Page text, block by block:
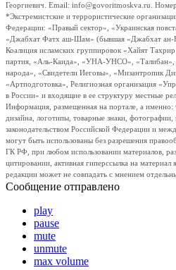
Георгиевич. Email: info@govoritmoskva.ru.
*Экстремистские и террористические
Федерации: «Правый сектор», «Украинская
«Джабхат Фатх аш-Шам» (бывшая «Джабхат ан-
Коалиция исламских группировок «Хайят
партия, «Аль-Каида», «УНА-УНСО», «Талибан»,
народа», «Свидетели Иеговы», «Мизантропик
«Артподготовка», Религиозная организация
в России» и входящие в ее структуру местные
Информация, размещенная на портале, а именно:
дизайна, логотипы, товарные знаки,
законодательством Российской Федерации и
могут быть использованы без разрешения
ГК РФ, при любом использовании материалов,
цитировании, активная гиперссылка на материал
редакции может не совпадать с мнением
Сообщение отправлено
play
pause
mute
unmute
max volume